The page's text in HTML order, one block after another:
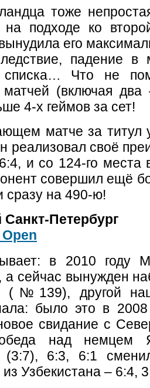
тоже
подходе ко
его
падение
списка… Что не
матчей (включая
4-х геймов за сет!
матче за титул
реализовал своё
и со 124-го места
совершил ещё
сразу на 490-ю!
Петербург
в 2010 году
сейчас вынужден
(№139), другой
было это в 2008
свидание с
над немцем
6:3, 6:1
Узбекистана – 6:4,